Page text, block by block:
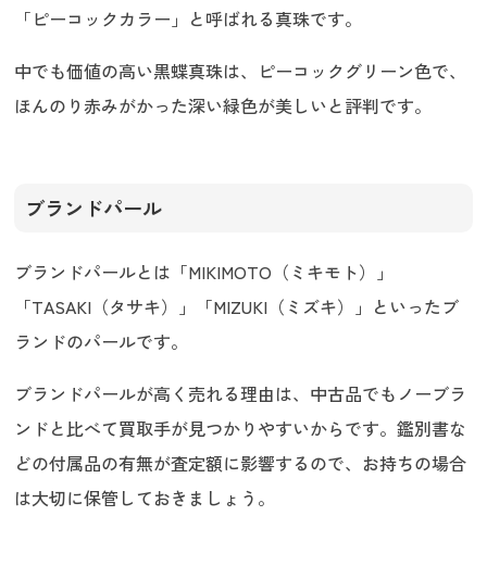
「ピーコックカラー」と呼ばれる真珠です。
中でも価値の高い黒蝶真珠は、ピーコックグリーン色で、
ほんのり赤みがかった深い緑色が美しいと評判です。
ブランドパール
ブランドパールとは「MIKIMOTO（ミキモト）」
「TASAKI（タサキ）」「MIZUKI（ミズキ）」といったブ
ランドのパールです。
ブランドパールが高く売れる理由は、中古品でもノーブラ
ンドと比べて買取手が見つかりやすいからです。鑑別書な
どの付属品の有無が査定額に影響するので、お持ちの場合
は大切に保管しておきましょう。